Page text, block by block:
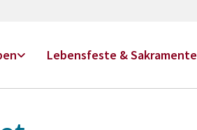
Lebensfeste & Sakramente